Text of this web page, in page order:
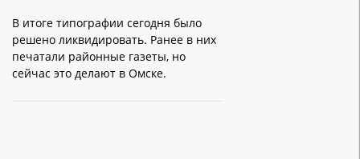
В итоге типографии сегодня было
решено ликвидировать. Ранее в них
печатали районные газеты, но
сейчас это делают в Омске.